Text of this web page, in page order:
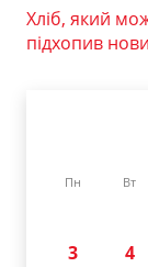
Хліб, який
підхопив
Пн Вт
3
4